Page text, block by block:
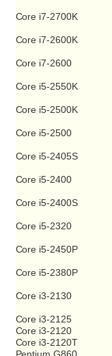
Core i7-2700K
Core i7-2600K
Core i7-2600
Core i5-2550K
Core i5-2500K
Core i5-2500
Core i5-2405S
Core i5-2400
Core i5-2400S
Core i5-2320
Core i5-2450P
Core i5-2380P
Core i3-2130
Core i3-2125
Core i3-2120
Core i3-2120T